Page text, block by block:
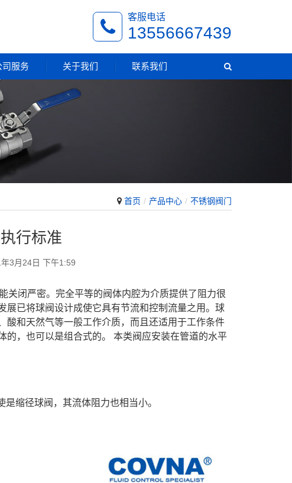
客服电话
13556667439
司服务 关于我们 联系我们
首页 产品中心 不锈钢阀门
行标准
3月24日 下午1:59
关闭严密。完全平等的阀体内腔为介质提供了阻力很
展已将球阀设计成使它具有节流和控制流量之用。球
酸和天然气等一般工作介质，而且还适用于工作条件
的，也可以是组合式的。 本类阀应安装在管道的水平
缩径球阀，其流体阻力也相当小。